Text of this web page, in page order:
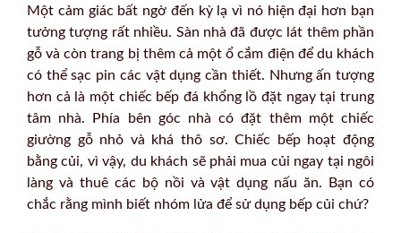
Một cảm giác bất ngờ đến kỳ lạ vì nó hiện đại hơn bạn
tưởng tượng rất nhiều. Sàn nhà đã được lát thêm phần
gỗ và còn trang bị thêm cả một ổ cắm điện để du khách
có thể sạc pin các vật dụng cần thiết. Nhưng ấn tượng
hơn cả là một chiếc bếp đá khổng lồ đặt ngay tại trung
tâm nhà. Phía bên góc nhà có đặt thêm một chiếc
giường gỗ nhỏ và khá thô sơ. Chiếc bếp hoạt động
bằng củi, vì vậy, du khách sẽ phải mua củi ngay tại ngôi
làng và thuê các bộ nồi và vật dụng nấu ăn. Bạn có
chắc rằng mình biết nhóm lửa để sử dụng bếp củi chứ?